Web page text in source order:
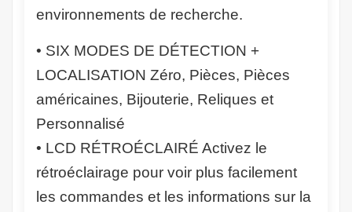
environnements de recherche.
• SIX MODES DE DÉTECTION +
LOCALISATION Zéro, Pièces, Pièces
américaines, Bijouterie, Reliques et
Personnalisé
• LCD RÉTROÉCLAIRÉ Activez le
rétroéclairage pour voir plus facilement
les commandes et les informations sur la